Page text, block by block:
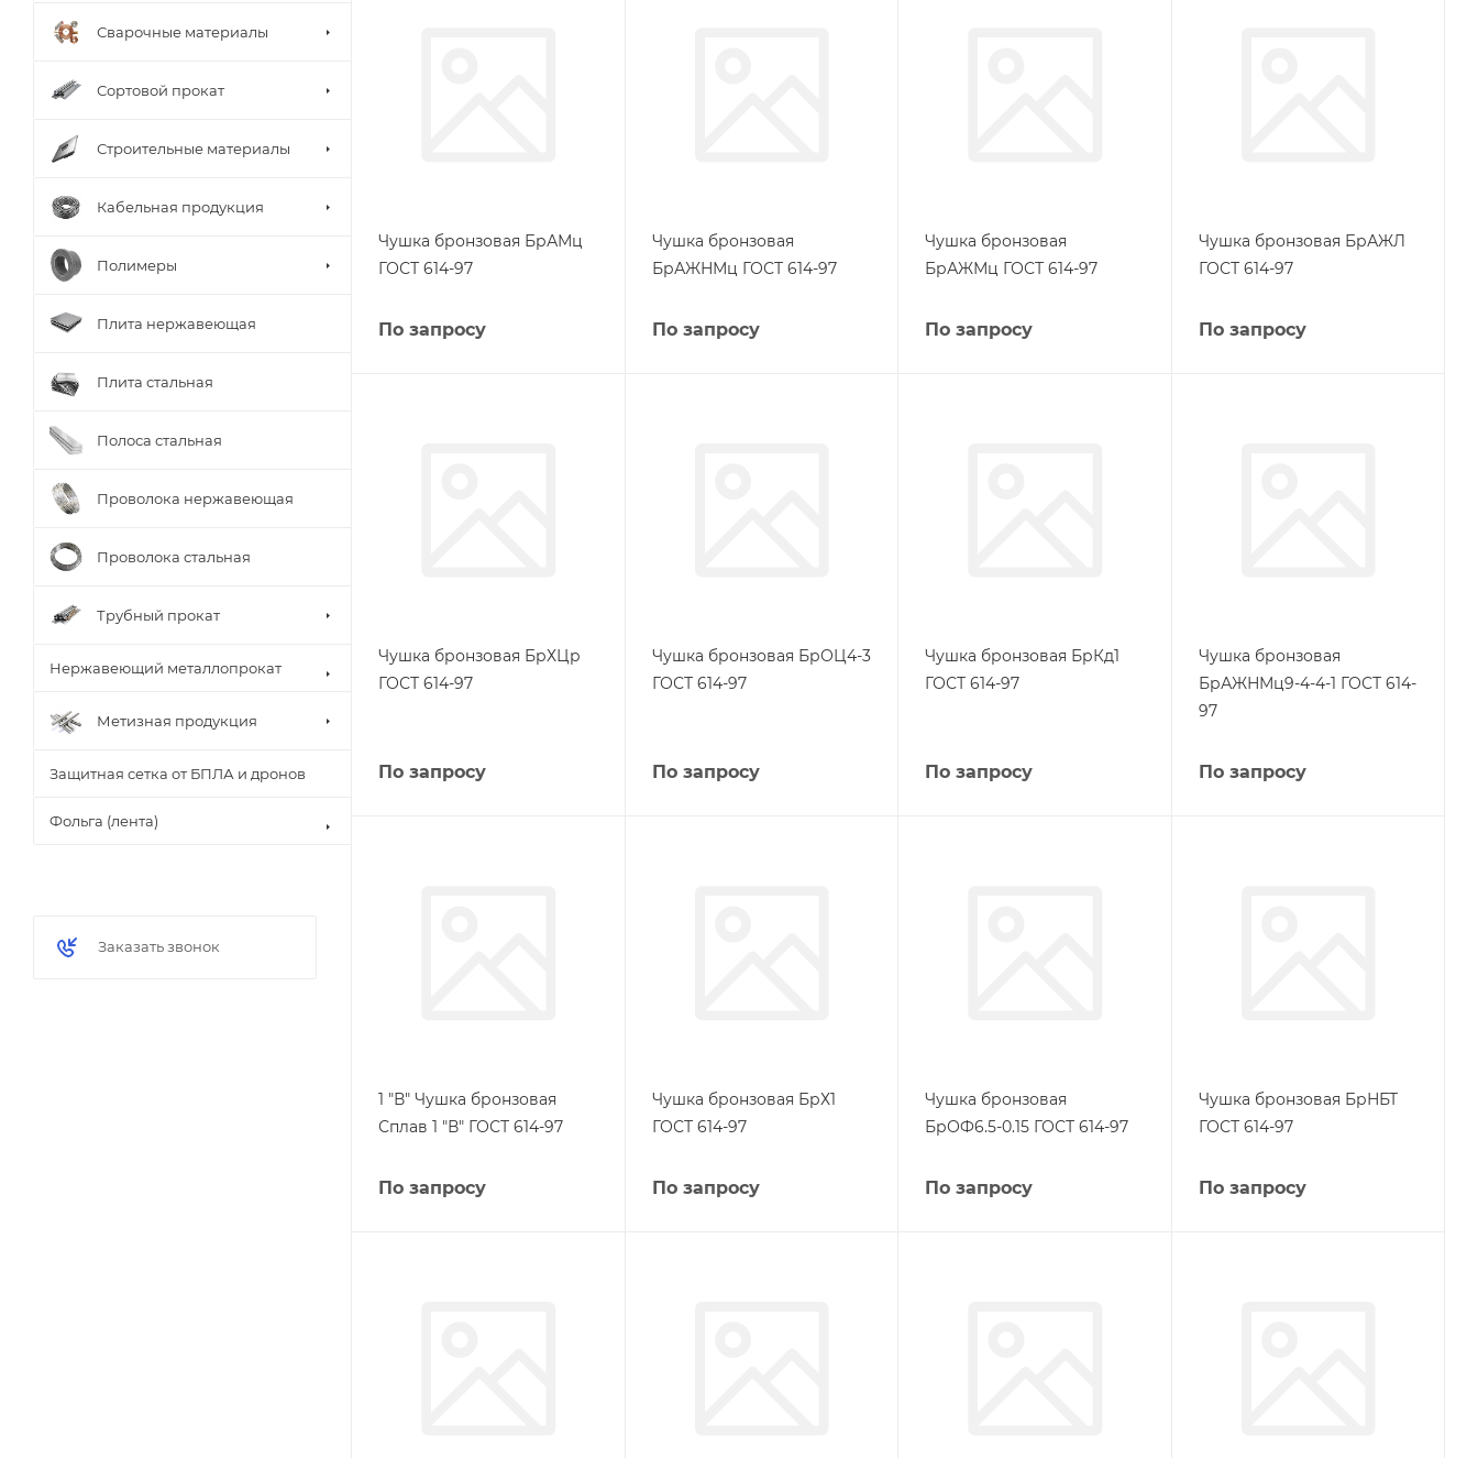
Чушка бронзовая БрАМц
ГОСТ 614-97
По запросу
Чушка бронзовая
БрАЖНМц ГОСТ 614-97
По запросу
Чушка бронзовая
БрАЖМц ГОСТ 614-97
По запросу
Чушка бронзовая БрАЖЛ
ГОСТ 614-97
По запросу
Чушка бронзовая БрХЦр
ГОСТ 614-97
По запросу
Чушка бронзовая БрОЦ4-3
ГОСТ 614-97
По запросу
Чушка бронзовая БрКд1
ГОСТ 614-97
По запросу
Чушка бронзовая
БрАЖНМц9-4-4-1 ГОСТ 614-
97
По запросу
1 "В" Чушка бронзовая
Сплав 1 "В" ГОСТ 614-97
По запросу
Чушка бронзовая БрХ1
ГОСТ 614-97
По запросу
Чушка бронзовая
БрОФ6.5-0.15 ГОСТ 614-97
По запросу
Чушка бронзовая БрНБТ
ГОСТ 614-97
По запросу
Сварочные материалы
Сортовой прокат
Строительные материалы
Кабельная продукция
Полимеры
Плита нержавеющая
Плита стальная
Полоса стальная
Проволока нержавеющая
Проволока стальная
Трубный прокат
Нержавеющий металлопрокат
Метизная продукция
Защитная сетка от БПЛА и дронов
Фольга (лента)
Заказать звонок